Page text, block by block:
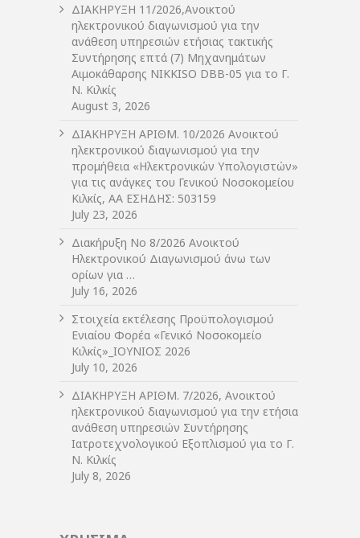
ΔIΑΚΗΡΥΞΗ 11/2026,Ανοικτού
ηλεκτρονικού διαγωνισμού για την
ανάθεση υπηρεσιών ετήσιας τακτικής
Συντήρησης επτά (7) Μηχανημάτων
Αιμοκάθαρσης NIKKISO DBB-05 για το Γ.
Ν. Κιλκίς
August 3, 2026
ΔIΑΚΗΡΥΞΗ ΑΡIΘΜ. 10/2026 Ανοικτού
ηλεκτρονικού διαγωνισμού για την
προμήθεια «Ηλεκτρονικών Υπολογιστών»
για τις ανάγκες του Γενικού Νοσοκομείου
Κιλκίς, ΑΑ ΕΣΗΔΗΣ: 503159
July 23, 2026
Διακήρυξη Νο 8/2026 Ανοικτού
Ηλεκτρονικού Διαγωνισμού άνω των
ορίων για …
July 16, 2026
Στοιχεία εκτέλεσης Προϋπολογισμού
Ενιαίου Φορέα «Γενικό Νοσοκομείο
Κιλκίς»_ΙΟΥΝΙΟΣ 2026
July 10, 2026
ΔIΑΚΗΡΥΞΗ ΑΡIΘΜ. 7/2026, Ανοικτού
ηλεκτρονικού διαγωνισμού για την ετήσια
ανάθεση υπηρεσιών Συντήρησης
Ιατροτεχνολογικού Εξοπλισμού για το Γ.
Ν. Κιλκίς
July 8, 2026